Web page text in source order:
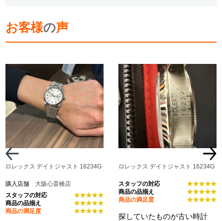
お客様の声
ロレックス デイトジャスト 16234G
購入店舗 大阪心斎橋店
スタッフの対応
★★★★★
商品の品揃え
★★★★★
商品の満足度
★★★★★
ロレックス デイトジャスト 16234G
スタッフの対応
★★★★★
商品の品揃え
★★★★★
商品の満足度
★★★★★
探していたものが古い時計